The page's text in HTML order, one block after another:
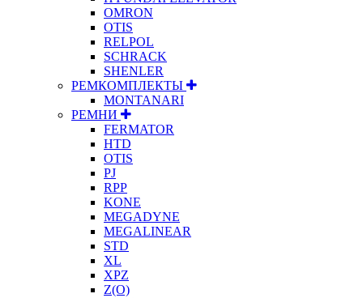
OMRON
OTIS
RELPOL
SCHRACK
SHENLER
РЕМКОМПЛЕКТЫ
MONTANARI
РЕМНИ
FERMATOR
HTD
OTIS
PJ
RPP
KONE
MEGADYNE
MEGALINEAR
STD
XL
XPZ
Z(О)